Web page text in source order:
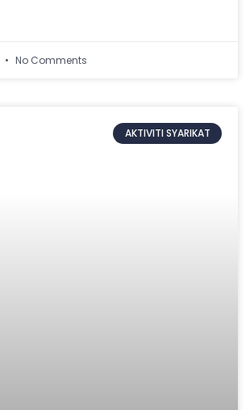
No Comments
AKTIVITI SYARIKAT